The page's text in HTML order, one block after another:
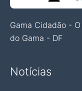
Gama Cidadão -
do Gama - DF
Notícias